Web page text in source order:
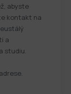
abyste
kontakt na
a
studiu.